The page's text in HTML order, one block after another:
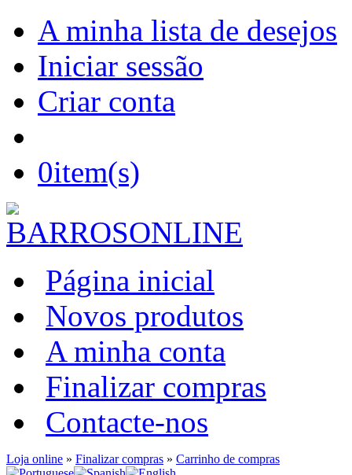
A minha lista de desejos
Iniciar sessão
Criar conta
0item(s)
Página inicial
Novos produtos
A minha conta
Finalizar compras
Contacte-nos
Loja online » Finalizar compras » Carrinho de compras